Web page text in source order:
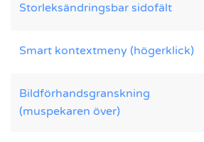
Storleksändringsbar sidofält
Smart kontextmeny (högerklick)
Bildförhandsgranskning
(muspekaren över)